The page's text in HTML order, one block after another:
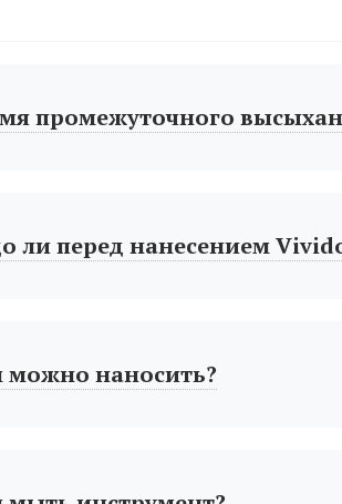
промежуточного
ли перед нанесением
можно наносить?